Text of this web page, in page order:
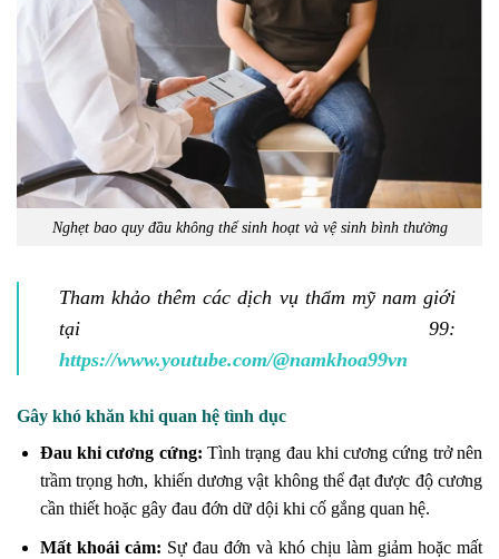
Nghẹt bao quy đầu không thể sinh hoạt và vệ sinh bình thường
Tham khảo thêm các dịch vụ thẩm mỹ nam giới
tại 99:
https://www.youtube.com/@namkhoa99vn
Gây khó khăn khi quan hệ tình dục
Đau khi cương cứng: Tình trạng đau khi cương cứng trở nên
trầm trọng hơn, khiến dương vật không thể đạt được độ cương
cần thiết hoặc gây đau đớn dữ dội khi cố gắng quan hệ.
Mất khoái cảm: Sự đau đớn và khó chịu làm giảm hoặc mất